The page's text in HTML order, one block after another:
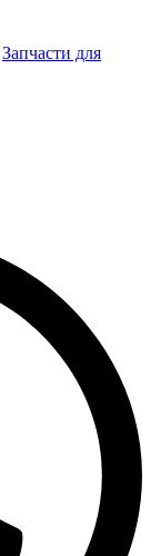
Запчасти для